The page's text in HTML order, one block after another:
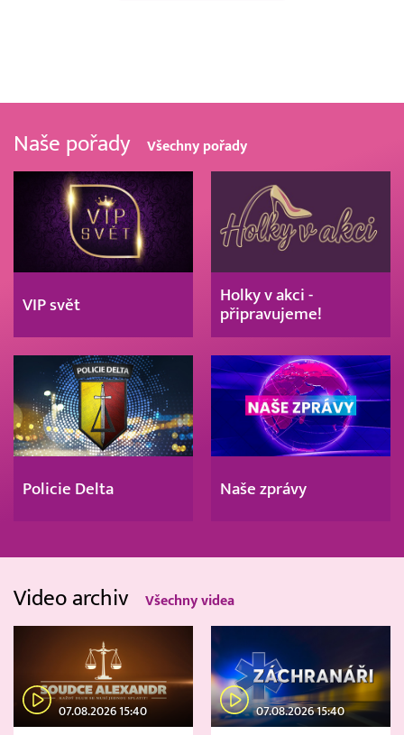
Naše pořady Všechny pořady
VIP svět
Holky v akci -
připravujeme!
Policie Delta Naše zprávy
Video archiv Všechny videa
07.08.2026 15:40 07.08.2026 15:40